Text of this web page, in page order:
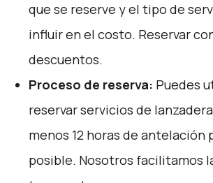
que se reserve y el tipo de
influir en el costo. Reservar
descuentos.
Proceso de reserva: Puedes
reservar servicios de
menos 12 horas de
posible. Nosotros facilitamos